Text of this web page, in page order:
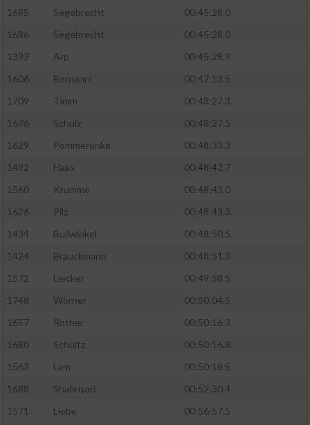
1685
Segebrecht
00:45:28.0
1686
Segebrecht
00:45:28.0
1393
Arp
00:45:28.9
1606
Bernanni
00:47:13.5
1709
Timm
00:48:27.3
1676
Schulz
00:48:27.5
1629
Pommerenke
00:48:33.3
1492
Haas
00:48:42.7
1560
Krumme
00:48:43.0
1626
Pilz
00:48:43.3
1434
Bullwinkel
00:48:50.5
1424
Brauckmann
00:48:51.3
1572
Liecker
00:49:58.5
1748
Wörner
00:50:04.5
1657
Rother
00:50:16.3
1680
Schultz
00:50:16.8
1563
Lam
00:50:18.5
1688
Shahriyari
00:52:30.4
1571
Liebe
00:56:57.5